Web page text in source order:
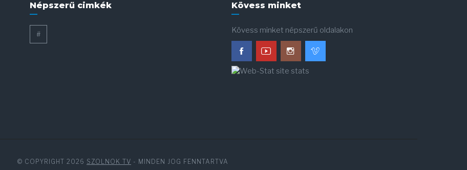
Népszerű cimkék
#
Kövess minket
Kövess minket népszerű oldalakon
© COPYRIGHT 2026 SZOLNOK TV - MINDEN JOG FENNTARTVA